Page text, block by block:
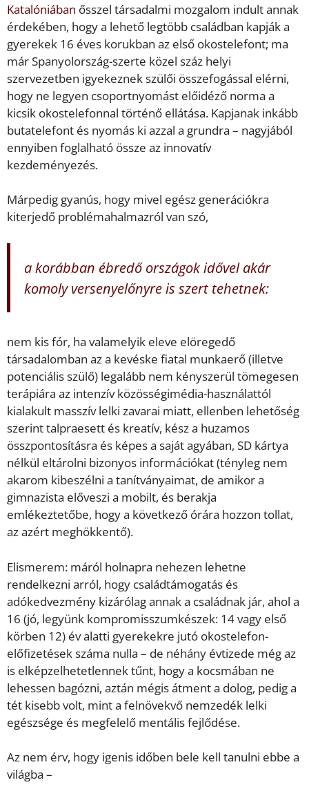
Katalóniában ősszel társadalmi mozgalom indult annak
érdekében, hogy a lehető legtöbb családban kapják a
gyerekek 16 éves korukban az első okostelefont; ma
már Spanyolország-szerte közel száz helyi
szervezetben igyekeznek szülői összefogással elérni,
hogy ne legyen csoportnyomást előidéző norma a
kicsik okostelefonnal történő ellátása. Kapjanak inkább
butatelefont és nyomás ki azzal a grundra – nagyjából
ennyiben foglalható össze az innovatív
kezdeményezés.
Márpedig gyanús, hogy mivel egész generációkra
kiterjedő problémahalmazról van szó,
a korábban ébredő országok idővel akár
komoly versenyelőnyre is szert tehetnek:
nem kis fór, ha valamelyik eleve elöregedő
társadalomban az a kevéske fiatal munkaerő (illetve
potenciális szülő) legalább nem kényszerül tömegesen
terápiára az intenzív közösségimédia-használattól
kialakult masszív lelki zavarai miatt, ellenben lehetőség
szerint talpraesett és kreatív, kész a huzamos
összpontosításra és képes a saját agyában, SD kártya
nélkül eltárolni bizonyos információkat (tényleg nem
akarom kibeszélni a tanítványaimat, de amikor a
gimnazista előveszi a mobilt, és berakja
emlékeztetőbe, hogy a következő órára hozzon tollat,
az azért meghökkentő).
Elismerem: máról holnapra nehezen lehetne
rendelkezni arról, hogy családtámogatás és
adókedvezmény kizárólag annak a családnak jár, ahol a
16 (jó, legyünk kompromisszumkészek: 14 vagy első
körben 12) év alatti gyerekekre jutó okostelefon-
előfizetések száma nulla – de néhány évtizede még az
is elképzelhetetlennek tűnt, hogy a kocsmában ne
lehessen bagózni, aztán mégis átment a dolog, pedig a
tét kisebb volt, mint a felnövekvő nemzedék lelki
egészsége és megfelelő mentális fejlődése.
Az nem érv, hogy igenis időben bele kell tanulni ebbe a
világba –